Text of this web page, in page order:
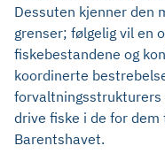
Dessuten kjenner den
grenser; følgelig vil en
fiskebestandene og
koordinerte
forvaltningsstrukturers
drive fiske i de for
Barentshavet.